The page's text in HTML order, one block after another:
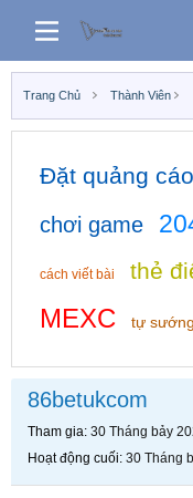
Trang Chủ Thành Viên
Đặt quảng cáo
chơi game
cách viết bài thẻ
MEXC tự sướng
86betukcom
Tham gia 30 Tháng bảy
Hoạt động cuối 30 Tháng